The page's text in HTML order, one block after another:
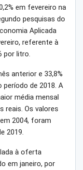
em fevereiro na
pesquisas do
Aplicada
referente à
por litro.
anterior e 33,8%
de 2018. A
média mensal
reais. Os valores
2004, foram
2019.
à oferta
em janeiro, por